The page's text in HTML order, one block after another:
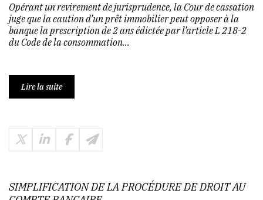
Opérant un revirement de jurisprudence, la Cour de cassation
juge que la caution d’un prêt immobilier peut opposer à la
banque la prescription de 2 ans édictée par l’article L 218-2
du Code de la consommation...
Lire la suite
SIMPLIFICATION DE LA PROCÉDURE DE DROIT AU